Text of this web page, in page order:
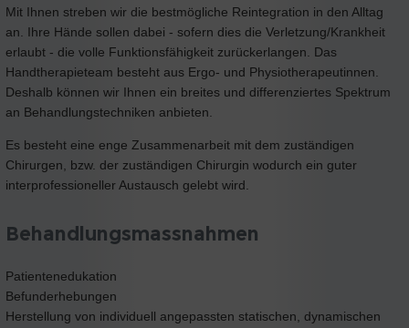
Mit Ihnen streben wir die bestmögliche Reintegration in den Alltag
an. Ihre Hände sollen dabei - sofern dies die Verletzung/Krankheit
erlaubt - die volle Funktionsfähigkeit zurückerlangen. Das
Handtherapieteam besteht aus Ergo- und Physiotherapeutinnen.
Deshalb können wir Ihnen ein breites und differenziertes Spektrum
an Behandlungstechniken anbieten.
Es besteht eine enge Zusammenarbeit mit dem zuständigen
Chirurgen, bzw. der zuständigen Chirurgin wodurch ein guter
interprofessioneller Austausch gelebt wird.
Behandlungsmassnahmen
Patientenedukation
Befunderhebungen
Herstellung von individuell angepassten statischen, dynamischen